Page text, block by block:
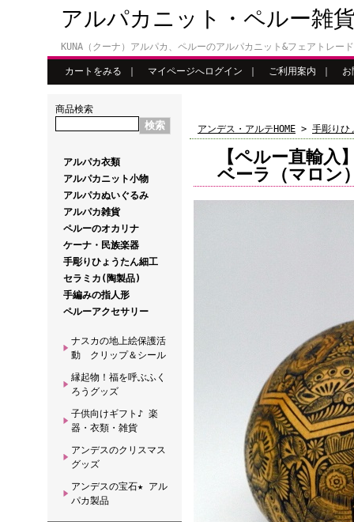
アルパカニット・ペルー雑
KUNA（クーナ）アルパカ、ペルーのアルパカニット&フェアトレー
カートをみる マイページへログイン ご利用案内 お
商品検索
アルパカ衣類
アルパカニット小物
アルパカぬいぐるみ
アルパカ雑貨
ペルーのオカリナ
ケーナ・民族楽器
手彫りひょうたん細工
セラミカ(陶製品)
手編みの指人形
ペルーアクセサリー
ナスカの地上絵保護活
動 クリップ＆シール
縁起物！福を呼ぶふく
ろうグッズ
子供向けギフト♪ 楽
器・衣類・雑貨
アンデスのクリスマス
グッズ
アンデスの宝石★ アル
パカ製品
アンデス・アルテHOME > 手彫りひ
【ペルー直輸
ベーラ（マロ